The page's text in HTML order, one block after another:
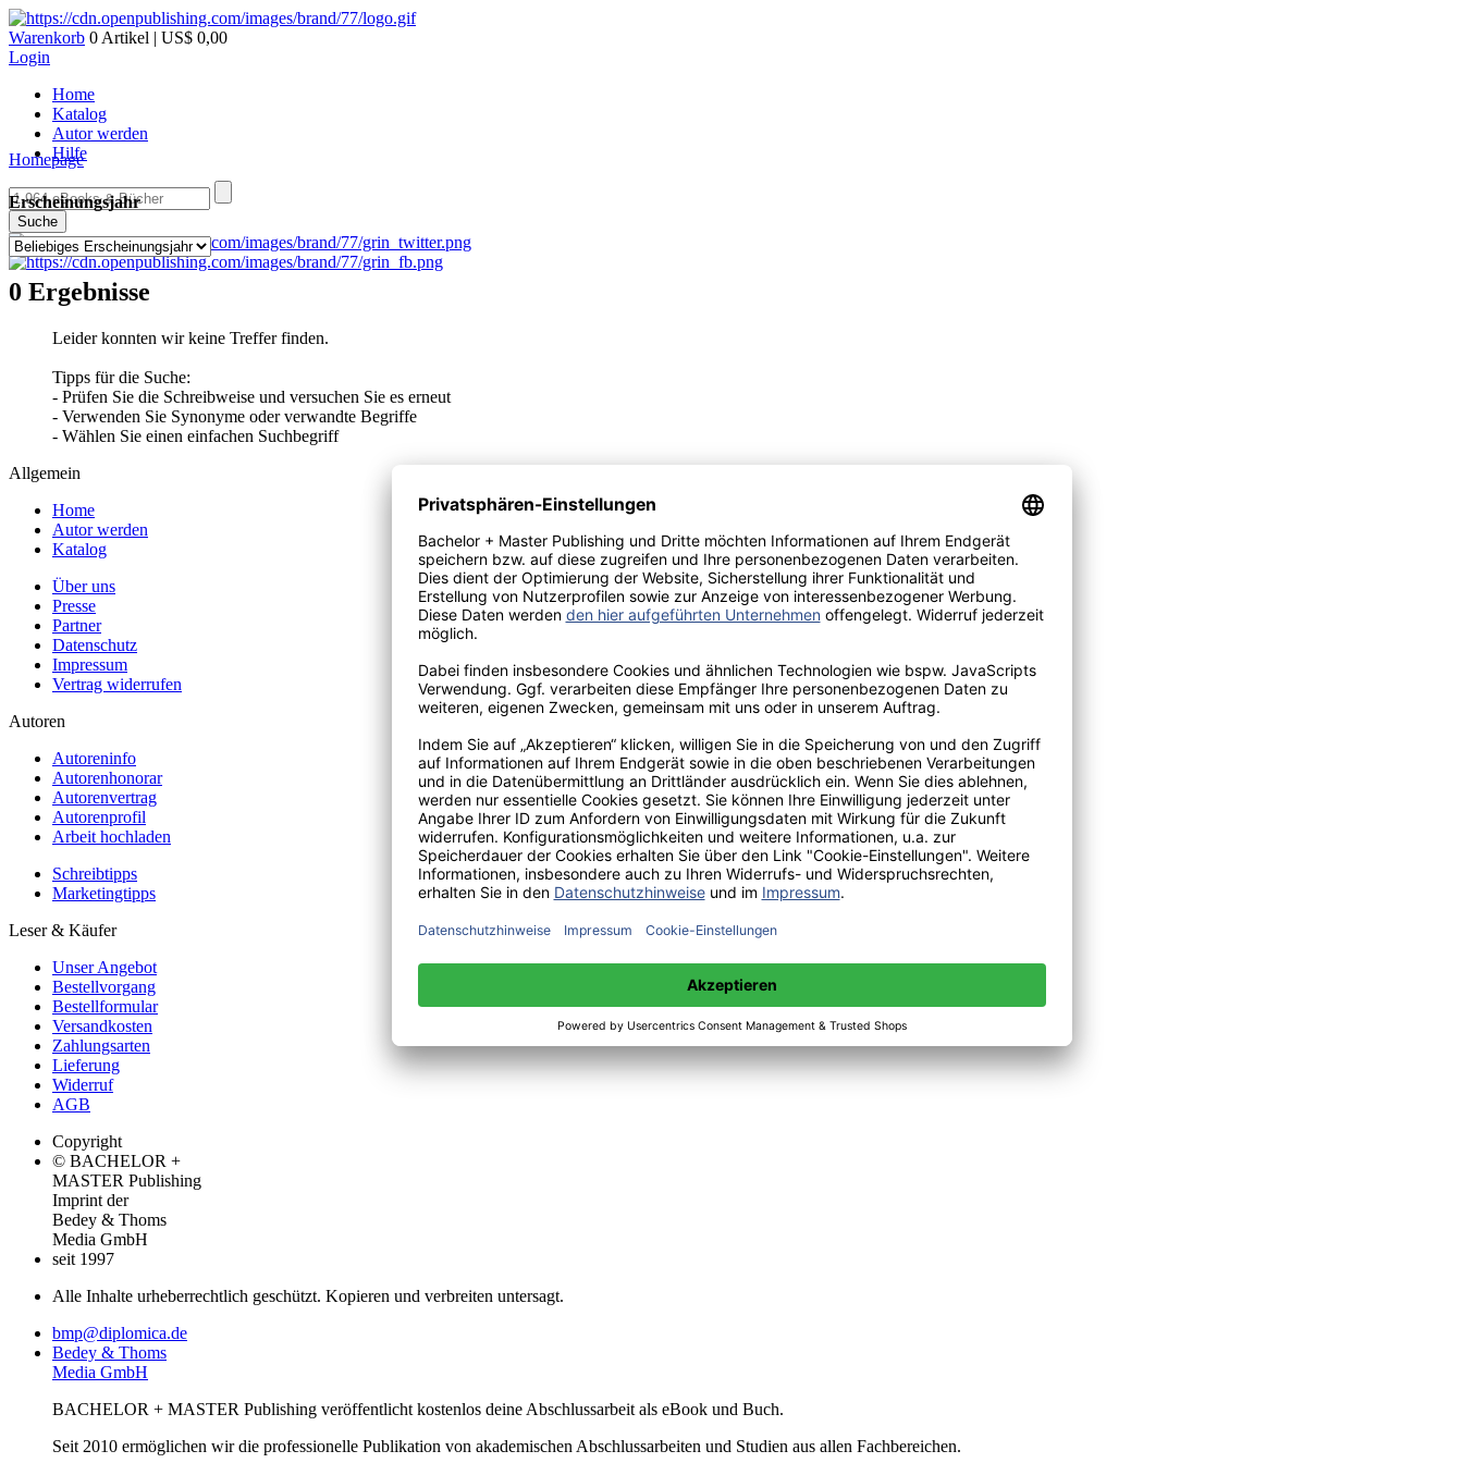
Warenkorb 0 Artikel | US$ 0,00
Login
Home
Katalog
Autor werden
Hilfe
Suche
Homepage
Erscheinungsjahr
0 Ergebnisse
Leider konnten wir keine Treffer finden.
Tipps für die Suche:
- Prüfen Sie die Schreibweise und versuchen Sie es erneut
- Verwenden Sie Synonyme oder verwandte Begriffe
- Wählen Sie einen einfachen Suchbegriff
Allgemein
Home
Autor werden
Katalog
Über uns
Presse
Partner
Datenschutz
Impressum
Vertrag widerrufen
Autoren
Autoreninfo
Autorenhonorar
Autorenvertrag
Autorenprofil
Arbeit hochladen
Schreibtipps
Marketingtipps
Leser & Käufer
Unser Angebot
Bestellvorgang
Bestellformular
Versandkosten
Zahlungsarten
Lieferung
Widerruf
AGB
Copyright
© BACHELOR +
MASTER Publishing
Imprint der
Bedey & Thoms
Media GmbH
seit 1997
Alle Inhalte urheberrechtlich geschützt. Kopieren und verbreiten untersagt.
bmp@diplomica.de
Bedey & Thoms
Media GmbH
BACHELOR + MASTER Publishing veröffentlicht kostenlos deine Abschlussarbeit als eBook und Buch.
Seit 2010 ermöglichen wir die professionelle Publikation von akademischen Abschlussarbeiten und Studien aus allen Fachbereichen.